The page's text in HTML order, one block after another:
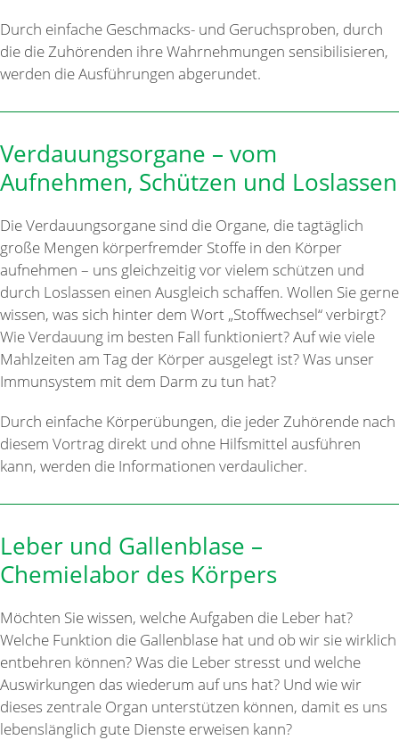
Durch einfache Geschmacks- und Geruchsproben, durch
die die Zuhörenden ihre Wahrnehmungen sensibilisieren,
werden die Ausführungen abgerundet.
Verdauungsorgane – vom
Aufnehmen, Schützen und Loslassen
Die Verdauungsorgane sind die Organe, die tagtäglich
große Mengen körperfremder Stoffe in den Körper
aufnehmen – uns gleichzeitig vor vielem schützen und
durch Loslassen einen Ausgleich schaffen. Wollen Sie gerne
wissen, was sich hinter dem Wort „Stoffwechsel“ verbirgt?
Wie Verdauung im besten Fall funktioniert? Auf wie viele
Mahlzeiten am Tag der Körper ausgelegt ist? Was unser
Immunsystem mit dem Darm zu tun hat?
Durch einfache Körperübungen, die jeder Zuhörende nach
diesem Vortrag direkt und ohne Hilfsmittel ausführen
kann, werden die Informationen verdaulicher.
Leber und Gallenblase –
Chemielabor des Körpers
Möchten Sie wissen, welche Aufgaben die Leber hat?
Welche Funktion die Gallenblase hat und ob wir sie wirklich
entbehren können? Was die Leber stresst und welche
Auswirkungen das wiederum auf uns hat? Und wie wir
dieses zentrale Organ unterstützen können, damit es uns
lebenslänglich gute Dienste erweisen kann?